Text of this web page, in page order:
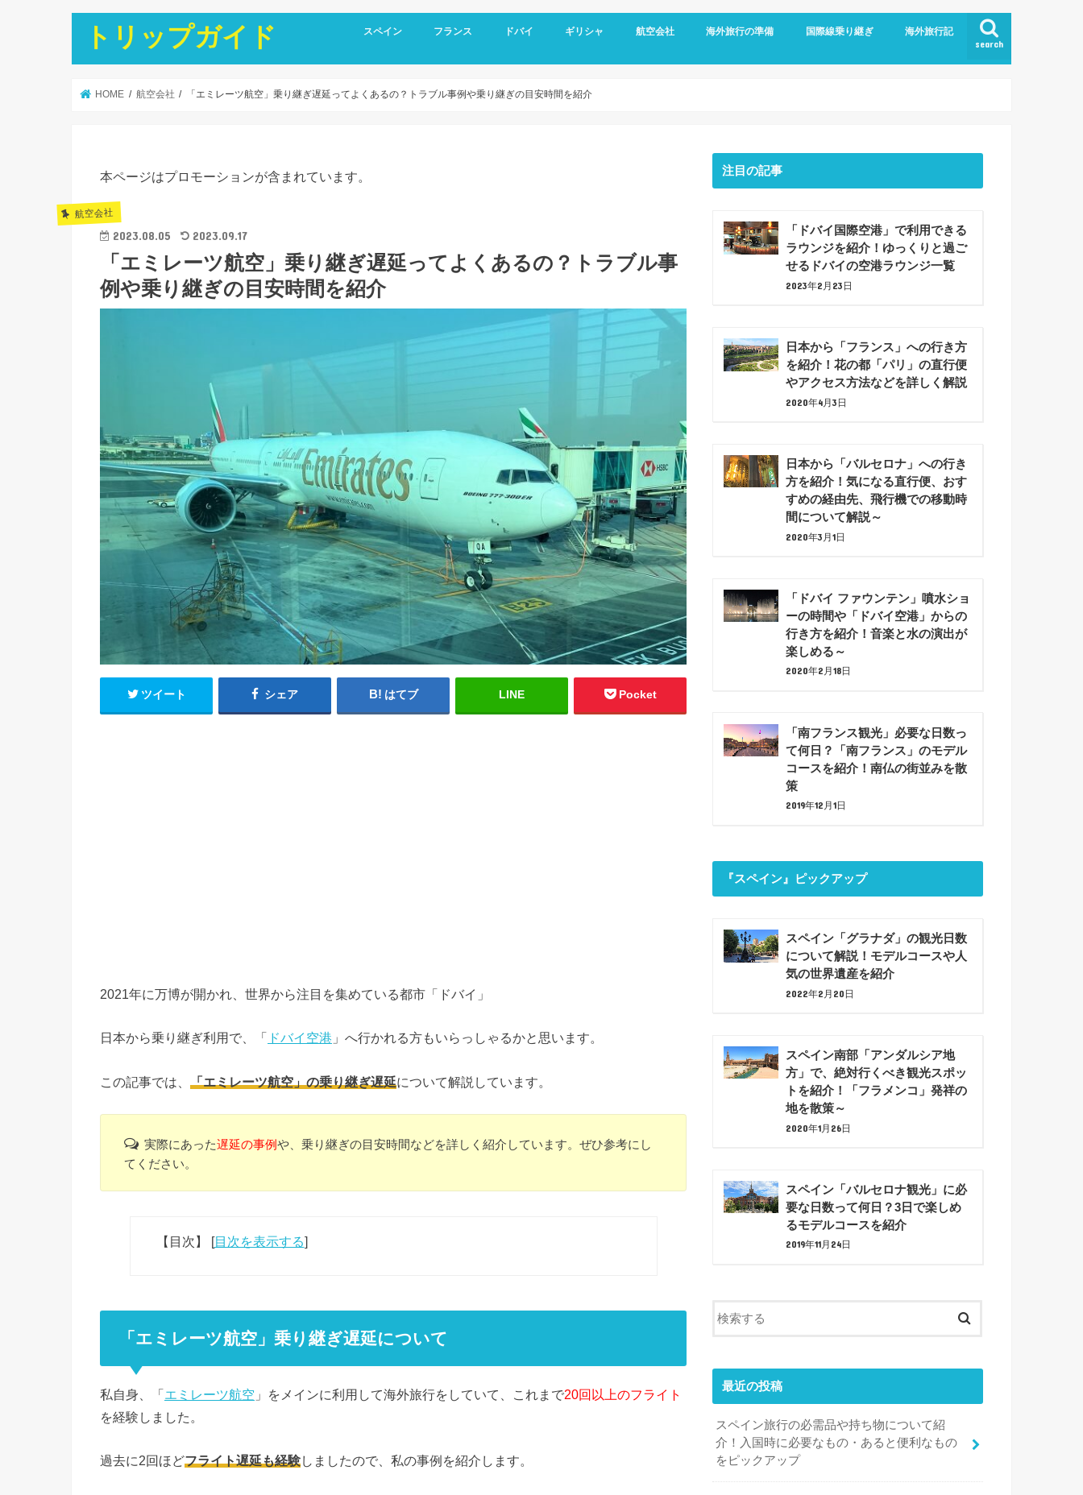
トリップガイド search
スペイン
スペイン基本情報
バルセロナ旅行
グラナダ
コルドバ
アンダルシア地方
セビリア
マドリード
フランス
フランス基本情報
リヨン観光
トゥールーズ旅行
ニース旅行
南フランス旅行
ドバイ
ドバイ空港
ドバイ基本情報
オールドドバイ
ダウンタウン
ドバイマリーナ
デザートサファリ
ドバイメトロ
ドバイ 新しい観光スポット
ドバイ ホテル選び
ギリシャ
アテネ観光
サントリーニ島 観光
メテオラ観光
航空会社
エミレーツ航空
スカイエクスプレス航空
マイレージプログラム
海外旅行の準備
海外旅行の持ち物
空港での暇つぶしアイデア7選！
クレジットカード
オプショナルツアー
観光プラン
国際線乗り継ぎ
ドバイ乗り継ぎ
海外旅行記
バルセロナ観光(2023年6月)
HOME 航空会社 「エミレーツ航空」乗り継ぎ遅延ってよくあるの？トラブル事例や乗り継ぎの目安時間を紹介
本ページはプロモーションが含まれています。
航空会社
2023.08.05 2023.09.17
「エミレーツ航空」乗り継ぎ遅延ってよくあるの？トラブル事
例や乗り継ぎの目安時間を紹介
ツイート シェア はてブ LINE Pocket
2021年に万博が開かれ、世界から注目を集めている都市「ドバイ」
日本から乗り継ぎ利用で、「 ドバイ空港 」へ行かれる方もいらっしゃるかと思います。
この記事では、 「エミレーツ航空」の乗り継ぎ遅延について解説しています。
実際にあった遅延の事例や、乗り継ぎの目安時間などを詳しく紹介しています。ぜひ参考にし
てください。
【目次】 [目次を表示する]
「エミレーツ航空」乗り継ぎ遅延について
私自身、「エミレーツ航空 」をメインに利用して海外旅行をしていて、これまで20回以上のフライト
を経験しました。
過去に2回ほどフライト遅延も経験しましたので、私の事例を紹介します。
注目の記事
「ドバイ国際空港」で利用できる
ラウンジを紹介！ゆっくりと過ご
せるドバイの空港ラウンジ一覧
2023年2月23日
日本から「フランス」への行き方
を紹介！花の都「パリ」の直行便
やアクセス方法などを詳しく解説
2020年4月3日
日本から「バルセロナ」への行き
方を紹介！気になる直行便、おす
すめの経由先、飛行機での移動時
間について解説～
2020年3月1日
「ドバイ ファウンテン」噴水ショ
ーの時間や「ドバイ空港」からの
行き方を紹介！音楽と水の演出が
楽しめる～
2020年2月18日
「南フランス観光」必要な日数っ
て何日？「南フランス」のモデル
コースを紹介！南仏の街並みを散
策
2019年12月1日
『スペイン』ピックアップ
スペイン「グラナダ」の観光日数
について解説！モデルコースや人
気の世界遺産を紹介
2022年2月20日
スペイン南部「アンダルシア地
方」で、絶対行くべき観光スポッ
トを紹介！「フラメンコ」発祥の
地を散策～
2020年1月26日
スペイン「バルセロナ観光」に必
要な日数って何日？3日で楽しめ
るモデルコースを紹介
2019年11月24日
最近の投稿
スペイン旅行の必需品や持ち物について紹
介！入国時に必要なもの・あると便利なもの
をピックアップ